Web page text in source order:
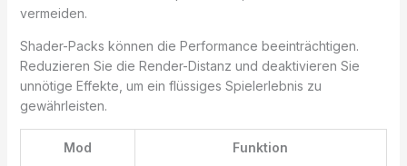
vermeiden.
Shader-Packs können die Performance beeinträchtigen.
Reduzieren Sie die Render-Distanz und deaktivieren Sie
unnötige Effekte, um ein flüssiges Spielerlebnis zu
gewährleisten.
Mod Funktion